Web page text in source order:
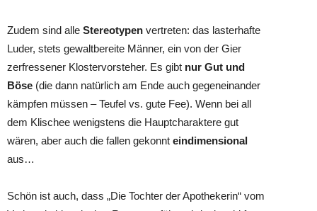
Zudem sind alle Stereotypen vertreten: das lasterhafte
Luder, stets gewaltbereite Männer, ein von der Gier
zerfressener Klostervorsteher. Es gibt nur Gut und
Böse (die dann natürlich am Ende auch gegeneinander
kämpfen müssen – Teufel vs. gute Fee). Wenn bei all
dem Klischee wenigstens die Hauptcharaktere gut
wären, aber auch die fallen gekonnt eindimensional
aus…
Schön ist auch, dass „Die Tochter der Apothekerin“ vom